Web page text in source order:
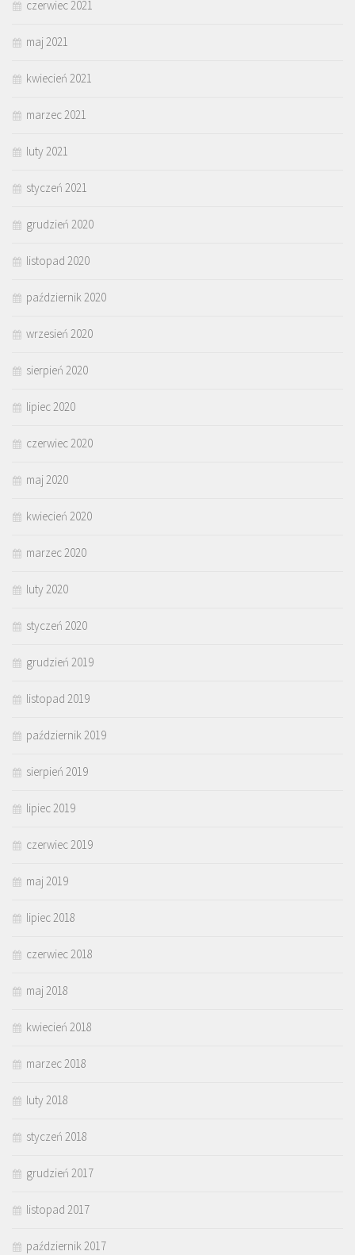
czerwiec 2021
maj 2021
kwiecień 2021
marzec 2021
luty 2021
styczeń 2021
grudzień 2020
listopad 2020
październik 2020
wrzesień 2020
sierpień 2020
lipiec 2020
czerwiec 2020
maj 2020
kwiecień 2020
marzec 2020
luty 2020
styczeń 2020
grudzień 2019
listopad 2019
październik 2019
sierpień 2019
lipiec 2019
czerwiec 2019
maj 2019
lipiec 2018
czerwiec 2018
maj 2018
kwiecień 2018
marzec 2018
luty 2018
styczeń 2018
grudzień 2017
listopad 2017
październik 2017